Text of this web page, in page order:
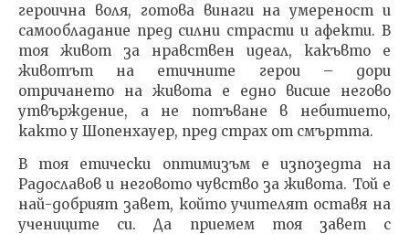
героична воля, готова винаги на умереност и
самообладание пред силни страсти и афекти. В
тоя живот за нравствен идеал, какъвто е
животът на етичните герои – дори
отричането на живота е едно висше негово
утвърждение, а не потъване в небитието,
както у Шопенхауер, пред страх от смъртта.
В тоя етически оптимизъм е изпозедта на
Радославов и неговото чувство за живота. Той е
най-добрият завет, който учителят оставя на
учениците си. Да приемем тоя завет с